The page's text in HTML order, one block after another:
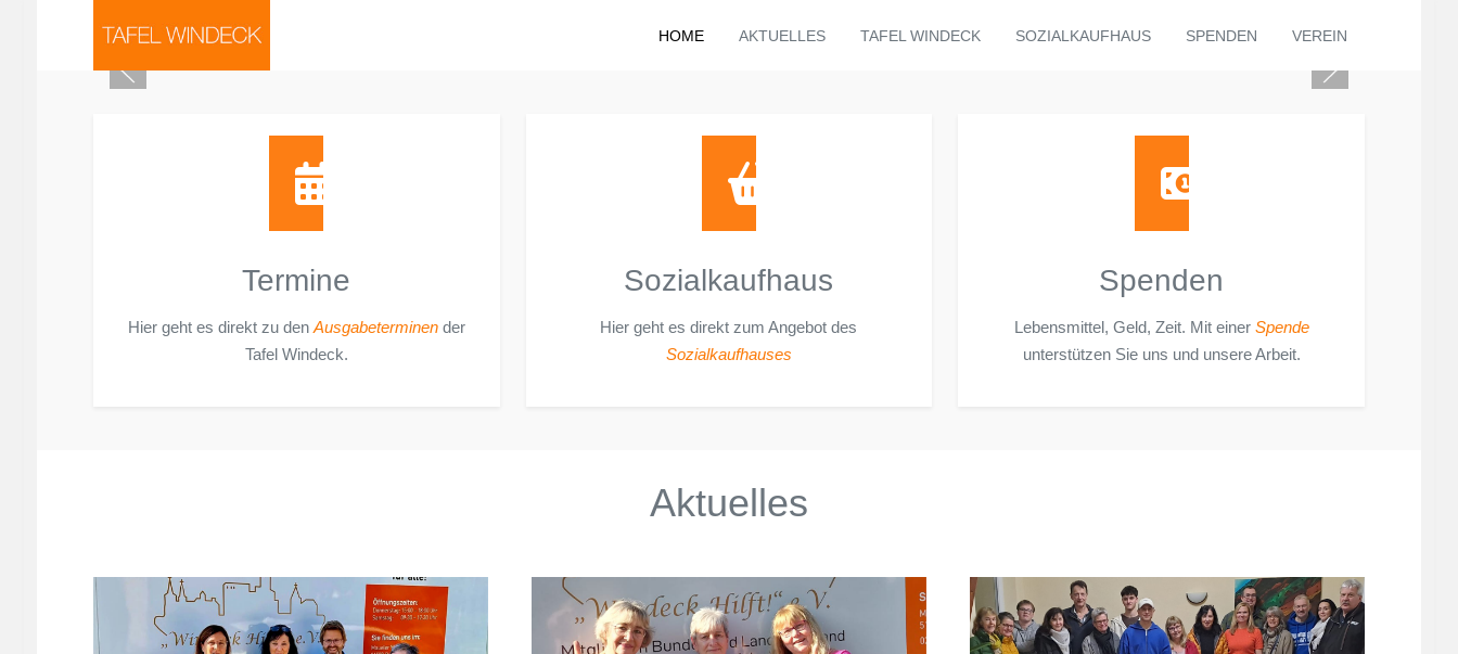
HOME AKTUELLES TAFEL WINDECK SOZIALKAUFHAUS SPENDEN VEREIN
Termine
Hier geht es direkt zu den Ausgabeterminender
Tafel Windeck.
Sozialkaufhaus
Hier geht es direkt zum Angebot des
Sozialkaufhauses
Spenden
Lebensmittel, Geld, Zeit. Mit einer Spende
unterstützen Sie uns und unsere Arbeit.
Aktuelles